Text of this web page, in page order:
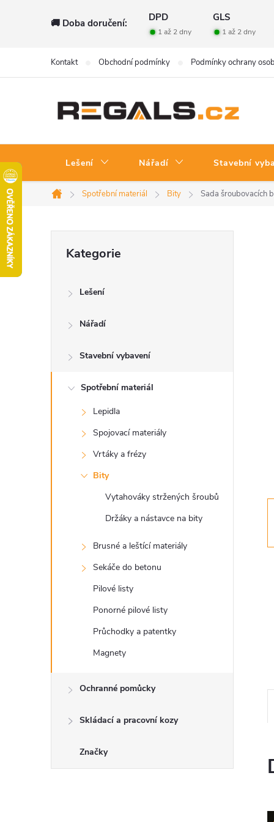
🚚 Doba doručení: DPD GLS
1 až 2 dny 1 až 2 dny
Kontakt Obchodní podmínky Podmínky ochrany
Lešení Nářadí Stavební
Domů
Spotřební materiál Bity Sada šroubovacích
r
kategorie
Kategorie
Lešení
Nářadí
Stavební vybavení
Spotřební materiál
Lepidla
Spojovací materiály
Vrtáky a frézy
Bity
Vytahováky stržených šroubů
Držáky a nástavce na bity
Brusné a leštící materiály
Sekáče do betonu
Pilové listy
Ponorné pilové listy
Průchodky a patentky
Magnety
Ochranné pomůcky
Skládací a pracovní kozy
Značky